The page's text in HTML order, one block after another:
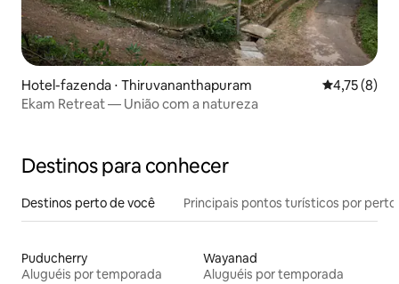
Hotel-fazenda ⋅ Thiruvananthapuram 4,75 de
4,75 (8)
Ekam Retreat — União com a natureza
Destinos para conhecer
Destinos perto de você Principais pontos turísticos por perto
Puducherry
Aluguéis por temporada
Wayanad
Aluguéis por temporada